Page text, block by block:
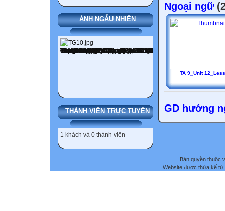
ẢNH NGẪU NHIÊN
THÀNH VIÊN TRỰC TUYẾN
1 khách và 0 thành viên
Ngoại ngữ
TA 9_Unit
GD hướng
Bản quyền thuộc
Website được thừa kế từ